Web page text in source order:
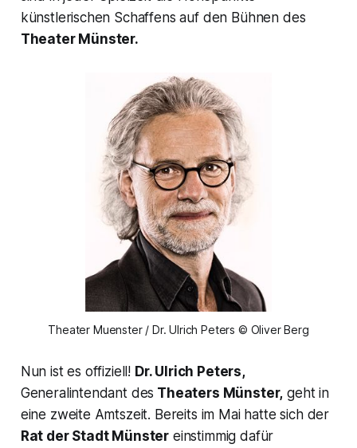
künstlerischen Schaffens auf den Bühnen des
Theater Münster.
Theater Muenster / Dr. Ulrich Peters © Oliver Berg
Nun ist es offiziell! Dr. Ulrich Peters,
Generalintendant des Theaters Münster, geht in
eine zweite Amtszeit. Bereits im Mai hatte sich der
Rat der Stadt Münster einstimmig dafür